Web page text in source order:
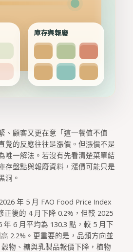
庫存與報廢
、顧客又更在意「這一餐值不值
覺的反應往往是漲價。但漲價不是
唯一解法。若沒有先看清楚菜單結
存盤點與報廢資料，漲價可能只是
洞。
年 5 月 FAO Food Price Index
正後的 4 月下降 0.2%，但較 2025
年 6 月平均為 130.3 點，較 5 月下
2.2%。更重要的是，品類方向並
物、糖與乳製品報價下降，植物